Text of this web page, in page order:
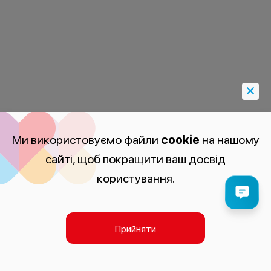
Ми використовуємо файли cookie на нашому
сайті, щоб покращити ваш досвід
користування.
Прийняти